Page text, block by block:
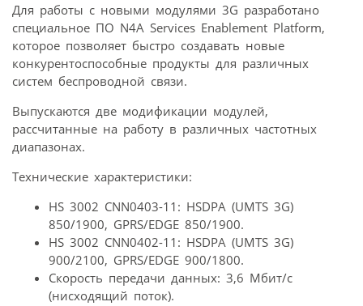
Для работы с новыми модулями 3G разработано
специальное ПО N4A Services Enablement Platform,
которое позволяет быстро создавать новые
конкурентоспособные продукты для различных
систем беспроводной связи.
Выпускаются две модификации модулей,
рассчитанные на работу в различных частотных
диапазонах.
Технические характеристики:
HS 3002 CNN0403-11: HSDPA (UMTS 3G)
850/1900, GPRS/EDGE 850/1900.
HS 3002 CNN0402-11: HSDPA (UMTS 3G)
900/2100, GPRS/EDGE 900/1800.
Скорость передачи данных: 3,6 Мбит/с
(нисходящий поток).